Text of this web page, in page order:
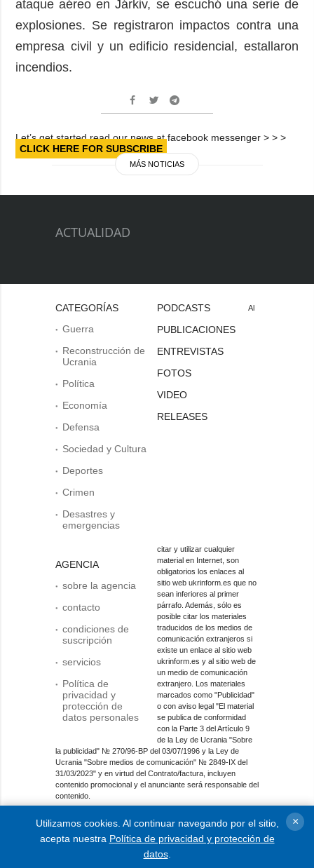
ataque aéreo en Járkiv, se escuchó una serie de
explosiones. Se registraron impactos contra una
empresa civil y un edificio residencial, estallaron
incendios.
Let’s get started read our news at facebook messenger > > >
CLICK HERE FOR SUBSCRIBE
MÁS NOTICIAS
ACTUALIDAD
CATEGORÍAS
Guerra
Reconstrucción de
Ucrania
Política
Economía
Defensa
Sociedad y Cultura
Deportes
Crimen
Desastres y
emergencias
AGENCIA
sobre la agencia
contacto
condiciones de
suscripción
servicios
Política de
privacidad y
protección de
datos personales
PODCASTS
PUBLICACIONES
ENTREVISTAS
FOTOS
VIDEO
RELEASES
Al
citar y utilizar cualquier
material en Internet, son
obligatorios los enlaces al
sitio web ukrinform.es que no
sean inferiores al primer
párrafo. Además, sólo es
posible citar los materiales
traducidos de los medios de
comunicación extranjeros si
existe un enlace al sitio web
ukrinform.es y al sitio web de
un medio de comunicación
extranjero. Los materiales
marcados como "Publicidad"
o con aviso legal "El material
se publica de conformidad
con la Parte 3 del Artículo 9
de la Ley de Ucrania "Sobre
la publicidad" № 270/96-ВР del 03/07/1996 y la Ley de
Ucrania "Sobre medios de comunicación" № 2849-IX del
31/03/2023" y en virtud del Contrato/factura, incluyen
contenido promocional y el anunciante será responsable del
contenido.
Entidad de medios en línea; identificador de medios: R40-
© 2015-2026 Ukrinform. Todos los derechos reservados.
Utilizamos cookies. Al continuar navegando por el sitio,
acepta nuestra Política de privacidad y protección de
datos.
×